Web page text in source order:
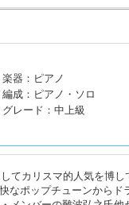
楽器：ピアノ
編成：ピアノ・ソロ
グレード：中上級
てカリスマ的人気を博し
なポップチューンからド